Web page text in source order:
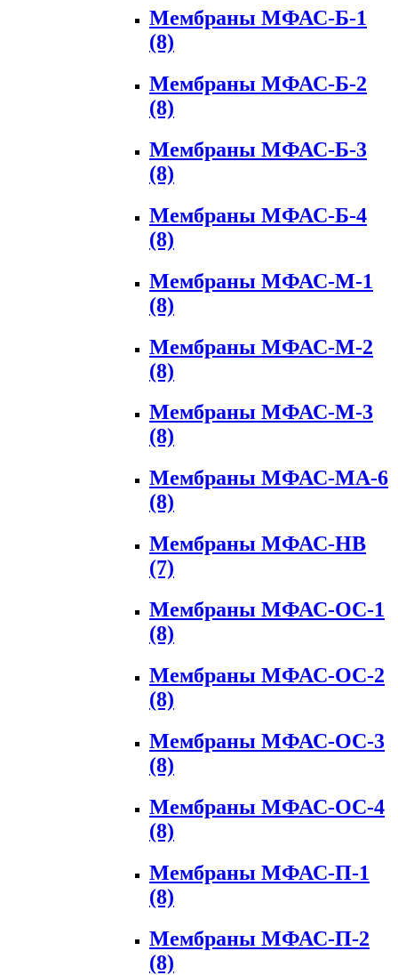
Мембраны МФАС-Б-1
(8)
Мембраны МФАС-Б-2
(8)
Мембраны МФАС-Б-3
(8)
Мембраны МФАС-Б-4
(8)
Мембраны МФАС-М-1
(8)
Мембраны МФАС-М-2
(8)
Мембраны МФАС-М-3
(8)
Мембраны МФАС-МА-6
(8)
Мембраны МФАС-НВ
(7)
Мембраны МФАС-ОС-1
(8)
Мембраны МФАС-ОС-2
(8)
Мембраны МФАС-ОС-3
(8)
Мембраны МФАС-ОС-4
(8)
Мембраны МФАС-П-1
(8)
Мембраны МФАС-П-2
(8)